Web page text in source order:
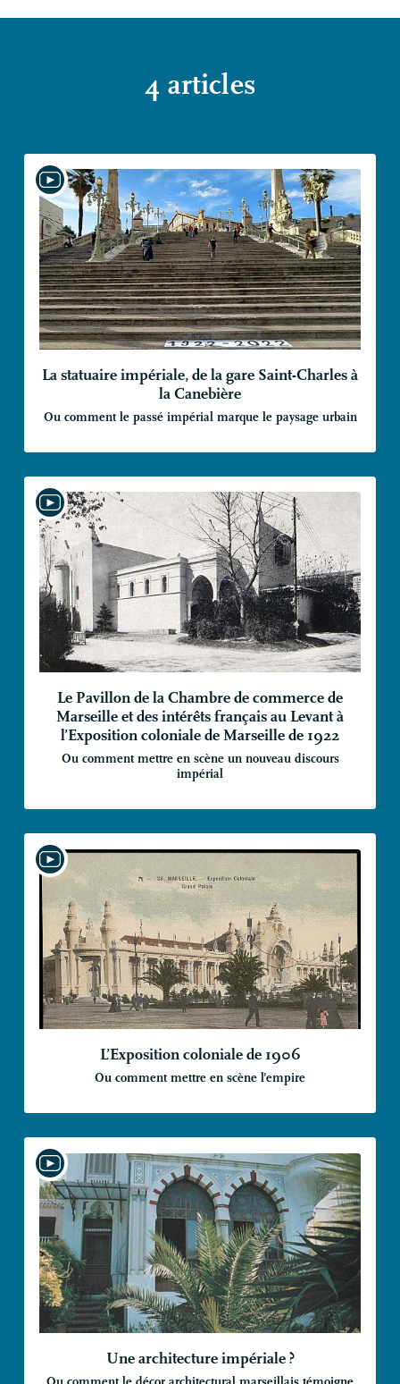
4 articles
La statuaire impériale, de la gare Saint-Charles à
la Canebière
Ou comment le passé impérial marque le paysage urbain
Le Pavillon de la Chambre de commerce de
Marseille et des intérêts français au Levant à
l’Exposition coloniale de Marseille de 1922
Ou comment mettre en scène un nouveau discours
impérial
L’Exposition coloniale de 1906
Ou comment mettre en scène l’empire
Une architecture impériale ?